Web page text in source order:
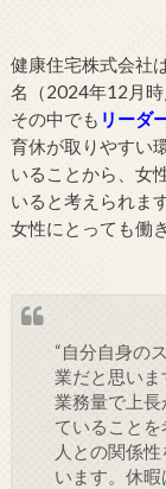
健康住宅株式会社
名（2024年12月時
その中でも リーダ
育休が取りやすい
いることから、女
いると考えられます
女性にとっても働
“自分自身の
業だと思い
業務量で上
ていること
人との関係
います。休